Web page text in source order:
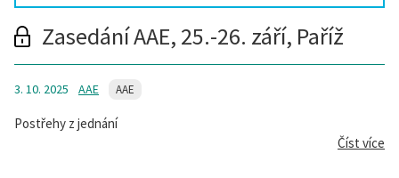
Zasedání AAE, 25.-26. září, Paříž
3. 10. 2025 AAE AAE
Postřehy z jednání
Číst více